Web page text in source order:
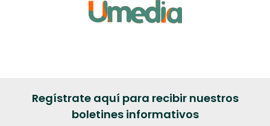
Regístrate aquí para recibir nuestros
boletines informativos